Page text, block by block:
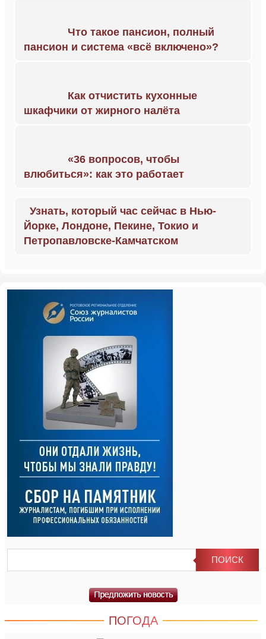
Что такое пансион, полный
пансион и система «всё включено»?
Как отчистить кухонные
шкафчики от жирного налёта
«36 вопросов, чтобы
влюбиться»: как это работает
Узнать, который час сейчас в Нью-
Йорке, Лондоне, Пекине, Токио и
Петропавловске-Камчатском
ПОГОДА